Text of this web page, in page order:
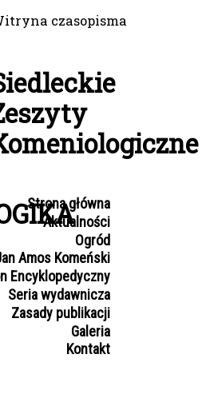
czasopisma
Strona główna
Aktualności
Ogród
Amos Komeński
Encyklopedyczny
Seria wydawnicza
Zasady publikacji
Galeria
Kontakt